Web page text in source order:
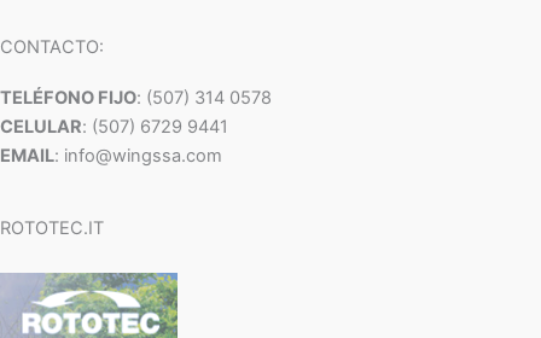
CONTACTO:
TELÉFONO FIJO: (507) 314 0578
CELULAR: (507) 6729 9441
EMAIL: info@wingssa.com
ROTOTEC.IT